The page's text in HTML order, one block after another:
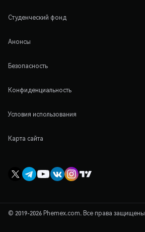
Студенческий фонд
Анонсы
Безопасность
Конфиденциальность
Условия использования
Карта сайта
© 2019-2026 Phemex.com. Все права защищены